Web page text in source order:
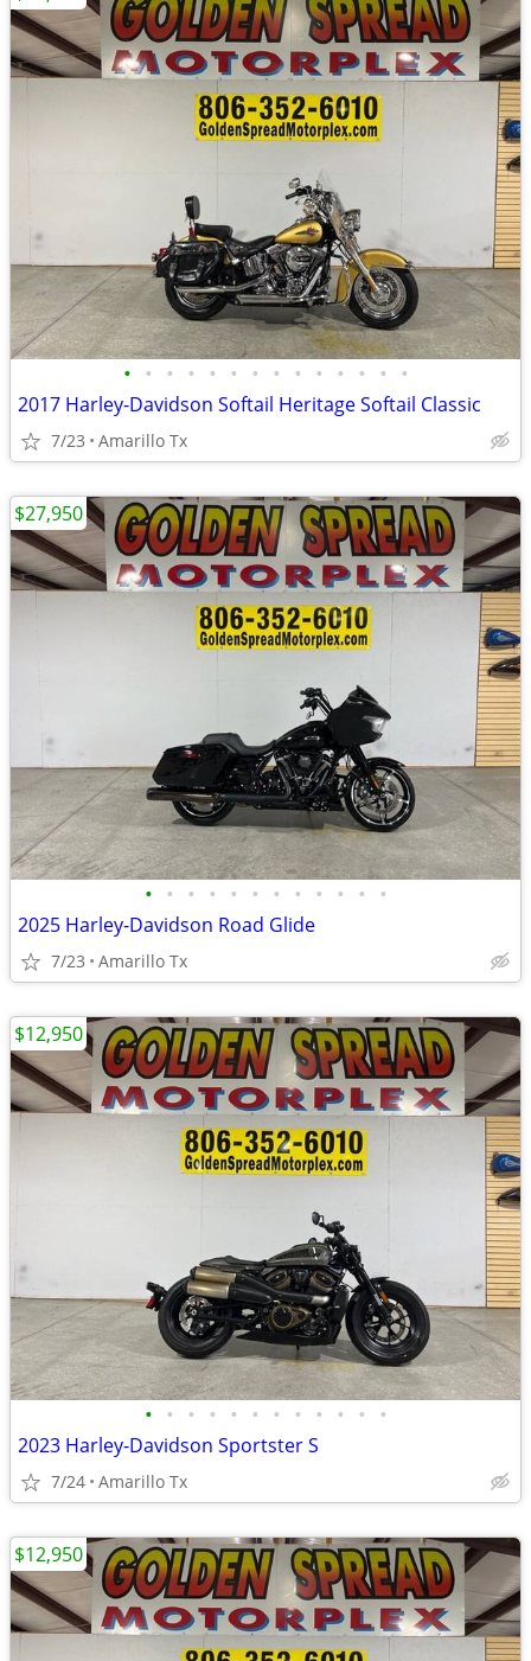
• • • • • • • • • • • • • •
2017 Harley-Davidson Softail Heritage Softail Classic
7/23 Amarillo Tx
• • • • • • • • • • • •
2025 Harley-Davidson Road Glide
7/23 Amarillo Tx
$27,950
• • • • • • • • • • • •
2023 Harley-Davidson Sportster S
7/24 Amarillo Tx
$12,950
$12,950